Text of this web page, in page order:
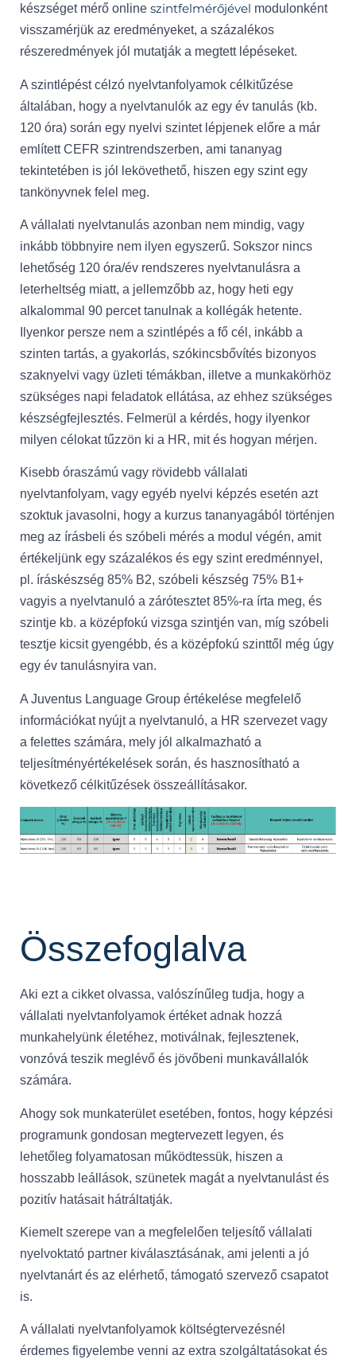
készséget mérő online szintfelmérőjével modulonként
visszamérjük az eredményeket, a százalékos
részeredmények jól mutatják a megtett lépéseket.
A szintlépést célzó nyelvtanfolyamok célkitűzése
általában, hogy a nyelvtanulók az egy év tanulás (kb.
120 óra) során egy nyelvi szintet lépjenek előre a már
említett CEFR szintrendszerben, ami tananyag
tekintetében is jól lekövethető, hiszen egy szint egy
tankönyvnek felel meg.
A vállalati nyelvtanulás azonban nem mindig, vagy
inkább többnyire nem ilyen egyszerű. Sokszor nincs
lehetőség 120 óra/év rendszeres nyelvtanulásra a
leterheltség miatt, a jellemzőbb az, hogy heti egy
alkalommal 90 percet tanulnak a kollégák hetente.
Ilyenkor persze nem a szintlépés a fő cél, inkább a
szinten tartás, a gyakorlás, szókincsbővítés bizonyos
szaknyelvi vagy üzleti témákban, illetve a munkakörhöz
szükséges napi feladatok ellátása, az ehhez szükséges
készségfejlesztés. Felmerül a kérdés, hogy ilyenkor
milyen célokat tűzzön ki a HR, mit és hogyan mérjen.
Kisebb óraszámú vagy rövidebb vállalati
nyelvtanfolyam, vagy egyéb nyelvi képzés esetén azt
szoktuk javasolni, hogy a kurzus tananyagából történjen
meg az írásbeli és szóbeli mérés a modul végén, amit
értékeljünk egy százalékos és egy szint eredménnyel,
pl. íráskészség 85% B2, szóbeli készség 75% B1+
vagyis a nyelvtanuló a zárótesztet 85%-ra írta meg, és
szintje kb. a középfokú vizsga szintjén van, míg szóbeli
tesztje kicsit gyengébb, és a középfokú szinttől még úgy
egy év tanulásnyira van.
A Juventus Language Group értékelése megfelelő
információkat nyújt a nyelvtanuló, a HR szervezet vagy
a felettes számára, mely jól alkalmazható a
teljesítményértékelések során, és hasznosítható a
következő célkitűzések összeállításakor.
Összefoglalva
Aki ezt a cikket olvassa, valószínűleg tudja, hogy a
vállalati nyelvtanfolyamok értéket adnak hozzá
munkahelyünk életéhez, motiválnak, fejlesztenek,
vonzóvá teszik meglévő és jövőbeni munkavállalók
számára.
Ahogy sok munkaterület esetében, fontos, hogy képzési
programunk gondosan megtervezett legyen, és
lehetőleg folyamatosan működtessük, hiszen a
hosszabb leállások, szünetek magát a nyelvtanulást és
pozitív hatásait hátráltatják.
Kiemelt szerepe van a megfelelően teljesítő vállalati
nyelvoktató partner kiválasztásának, ami jelenti a jó
nyelvtanárt és az elérhető, támogató szervező csapatot
is.
A vállalati nyelvtanfolyamok költségtervezésnél
érdemes figyelembe venni az extra szolgáltatásokat és